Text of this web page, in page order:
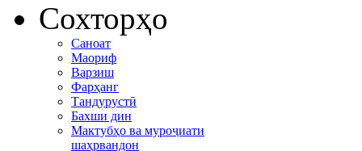
Сохторҳо
Саноат
Маориф
Варзиш
Фарҳанг
Тандурустӣ
Бахши дин
Мактубҳо ва муроҷиати
шаҳрвандон